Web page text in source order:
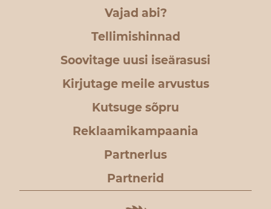
Vajad abi?
Tellimishinnad
Soovitage uusi iseärasusi
Kirjutage meile arvustus
Kutsuge sõpru
Reklaamikampaania
Partnerlus
Partnerid